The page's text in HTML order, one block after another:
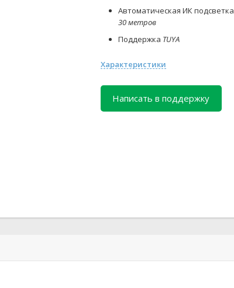
Автоматическая ИК подсветка
30 метров
Поддержка TUYA
Характеристики
Написать в поддержку